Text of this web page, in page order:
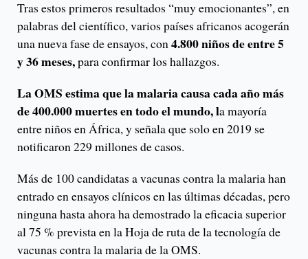
Tras estos primeros resultados “muy emocionantes”, en
palabras del científico, varios países africanos acogerán
una nueva fase de ensayos, con4.800 niños de entre 5
y 36 meses,para confirmar los hallazgos.
La OMS estima que la malaria causa cada año más
de 400.000 muertes en todo el mundo, la mayoría
entre niños en África, y señala que solo en 2019 se
notificaron 229 millones de casos.
Más de 100 candidatas a vacunas contra la malaria han
entrado en ensayos clínicos en las últimas décadas, pero
ninguna hasta ahora ha demostrado la eficacia superior
al 75 % prevista en la Hoja de ruta de la tecnología de
vacunas contra la malaria de la OMS.